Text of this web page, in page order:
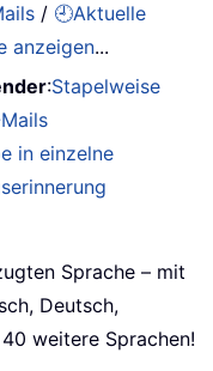
/ 🕘Aktuelle
anzeigen...
:Stapelweise
in einzelne
Sprache – mit
Deutsch,
weitere Sprachen!